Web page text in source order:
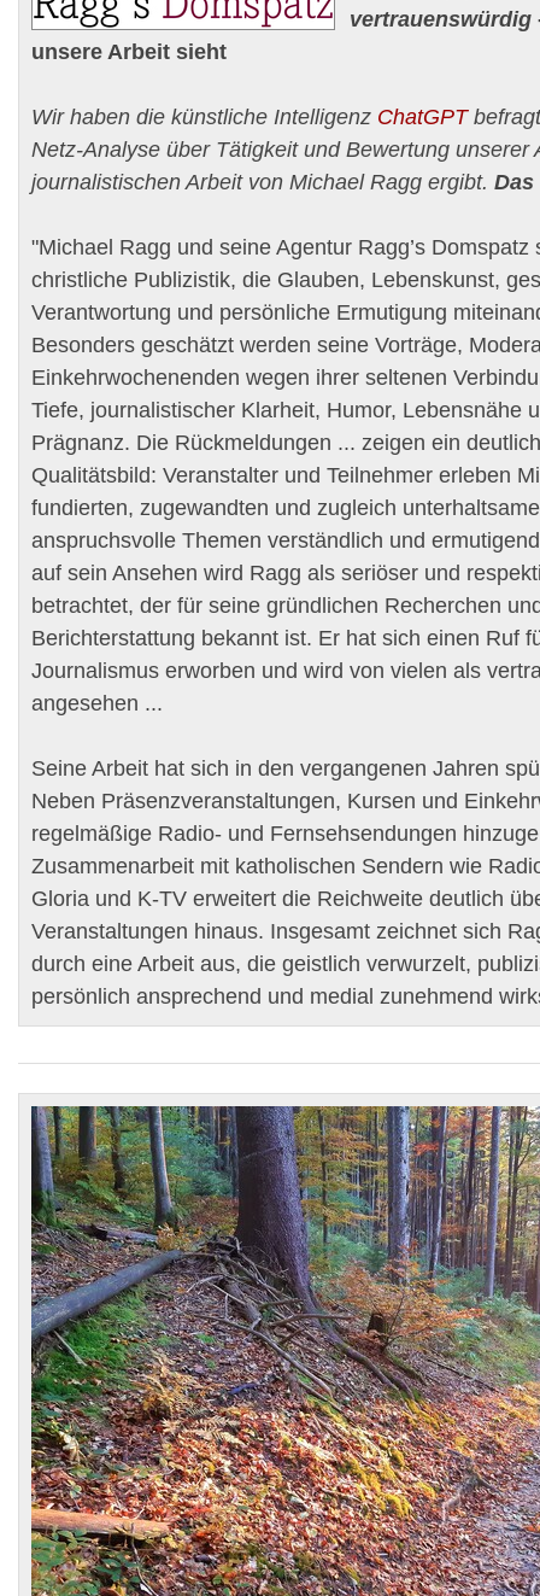
vertrauenswürdig
unsere Arbeit sieht
Wir haben die künstliche Intelligenz ChatGPT
Netz-Analyse über Tätigkeit und Bewertung unserer
journalistischen Arbeit von Michael Ragg ergibt. Das
"Michael Ragg und seine Agentur Ragg’s Domspatz
christliche Publizistik, die Glauben, Lebenskunst,
Verantwortung und persönliche Ermutigung
Besonders geschätzt werden seine Vorträge,
Einkehrwochenenden wegen ihrer seltenen
Tiefe, journalistischer Klarheit, Humor, Lebensnähe
Prägnanz. Die Rückmeldungen ... zeigen ein
Qualitätsbild: Veranstalter und Teilnehmer erleben
fundierten, zugewandten und zugleich
anspruchsvolle Themen verständlich und
auf sein Ansehen wird Ragg als seriöser und
betrachtet, der für seine gründlichen Recherchen
Berichterstattung bekannt ist. Er hat sich einen Ruf
Journalismus erworben und wird von vielen als
angesehen ...
Seine Arbeit hat sich in den vergangenen Jahren
Neben Präsenzveranstaltungen, Kursen und
regelmäßige Radio- und Fernsehsendungen
Zusammenarbeit mit katholischen Sendern wie
Gloria und K-TV erweitert die Reichweite deutlich
Veranstaltungen hinaus. Insgesamt zeichnet sich
durch eine Arbeit aus, die geistlich verwurzelt,
persönlich ansprechend und medial zunehmend